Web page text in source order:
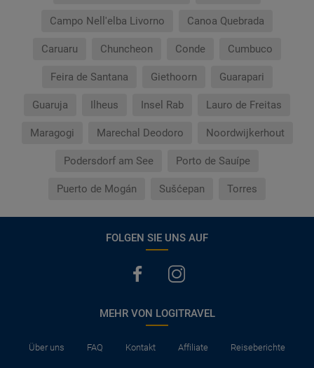
Campo Nell'elba Livorno Canoa Quebrada
Caruaru Chuncheon Conde Cumbuco
Feira de Santana Giethoorn Guarapari
Guaruja Ilheus Insel Rab Lauro de Freitas
Maragogi Marechal Deodoro Noordwijkerhout
Podersdorf am See Porto de Sauípe
Puerto de Mogán Sušćepan Torres
FOLGEN SIE UNS AUF
MEHR VON LOGITRAVEL
Über uns FAQ Kontakt Affiliate Reiseberichte